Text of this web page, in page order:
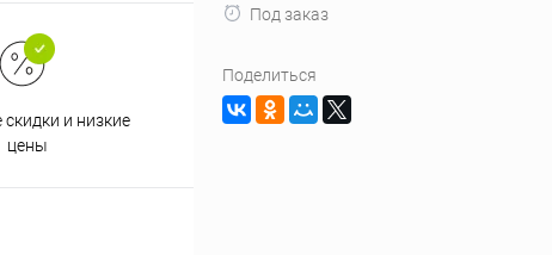
и низкие
цены
Под заказ
Поделиться